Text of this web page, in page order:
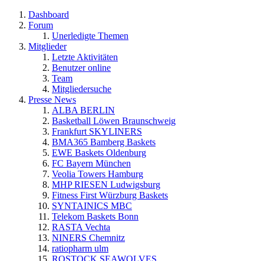
Dashboard
Forum
Unerledigte Themen
Mitglieder
Letzte Aktivitäten
Benutzer online
Team
Mitgliedersuche
Presse News
ALBA BERLIN
Basketball Löwen Braunschweig
Frankfurt SKYLINERS
BMA365 Bamberg Baskets
EWE Baskets Oldenburg
FC Bayern München
Veolia Towers Hamburg
MHP RIESEN Ludwigsburg
Fitness First Würzburg Baskets
SYNTAINICS MBC
Telekom Baskets Bonn
RASTA Vechta
NINERS Chemnitz
ratiopharm ulm
ROSTOCK SEAWOLVES